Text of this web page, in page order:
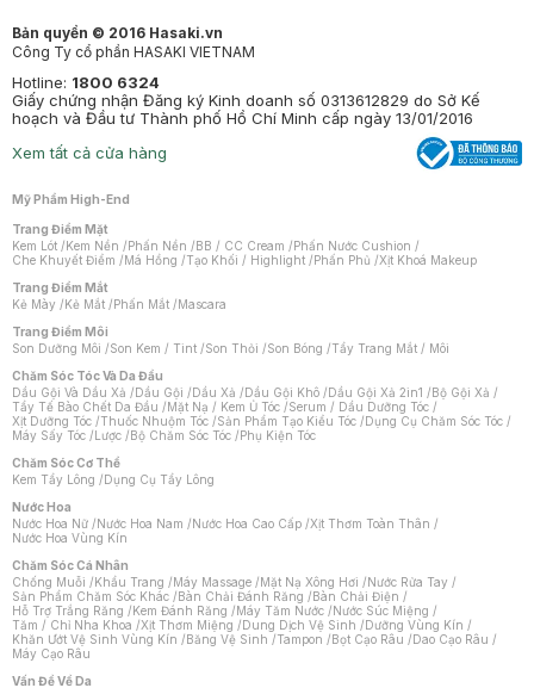
Bản quyền © 2016 Hasaki.vn
Công Ty cổ phần HASAKI VIETNAM
Hotline: 1800 6324
Giấy chứng nhận Đăng ký Kinh doanh số 0313612829 do Sở Kế
hoạch và Đầu tư Thành phố Hồ Chí Minh cấp ngày 13/01/2016
Xem tất cả cửa hàng
Mỹ Phẩm High-End
Trang Điểm Mặt
Kem Lót /Kem Nền /Phấn Nền /BB / CC Cream /Phấn Nước Cushion /
Che Khuyết Điểm /Má Hồng /Tạo Khối / Highlight /Phấn Phủ /Xịt Khoá Makeup
Trang Điểm Mắt
Kẻ Mày /Kẻ Mắt /Phấn Mắt /Mascara
Trang Điểm Môi
Son Dưỡng Môi /Son Kem / Tint /Son Thỏi /Son Bóng /Tẩy Trang Mắt / Môi
Chăm Sóc Tóc Và Da Đầu
Dầu Gội Và Dầu Xả /Dầu Gội /Dầu Xả /Dầu Gội Khô /Dầu Gội Xả 2in1 /Bộ Gội Xả /
Tẩy Tế Bào Chết Da Đầu /Mặt Nạ / Kem Ủ Tóc /Serum / Dầu Dưỡng Tóc /
Xịt Dưỡng Tóc /Thuốc Nhuộm Tóc /Sản Phẩm Tạo Kiểu Tóc /Dụng Cụ Chăm Sóc Tóc /
Máy Sấy Tóc /Lược /Bộ Chăm Sóc Tóc /Phụ Kiện Tóc
Chăm Sóc Cơ Thể
Kem Tẩy Lông /Dụng Cụ Tẩy Lông
Nước Hoa
Nước Hoa Nữ /Nước Hoa Nam /Nước Hoa Cao Cấp /Xịt Thơm Toàn Thân /
Nước Hoa Vùng Kín
Chăm Sóc Cá Nhân
Chống Muỗi /Khẩu Trang /Máy Massage /Mặt Nạ Xông Hơi /Nước Rửa Tay /
Sản Phẩm Chăm Sóc Khác /Bàn Chải Đánh Răng /Bàn Chải Điện /
Hỗ Trợ Trắng Răng /Kem Đánh Răng /Máy Tăm Nước /Nước Súc Miệng /
Tăm / Chỉ Nha Khoa /Xịt Thơm Miệng /Dung Dịch Vệ Sinh /Dưỡng Vùng Kín /
Khăn Ướt Vệ Sinh Vùng Kín /Băng Vệ Sinh /Tampon /Bọt Cạo Râu /Dao Cạo Râu /
Máy Cạo Râu
Vấn Đề Về Da